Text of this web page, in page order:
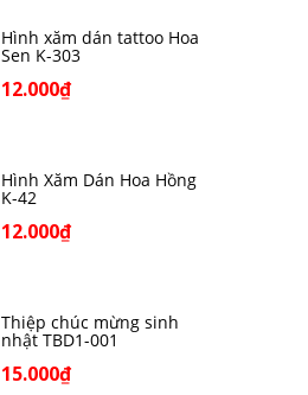
Hình xăm dán tattoo Hoa
Sen K-303
12.000₫
Hình Xăm Dán Hoa Hồng
K-42
12.000₫
Thiệp chúc mừng sinh
nhật TBD1-001
15.000₫